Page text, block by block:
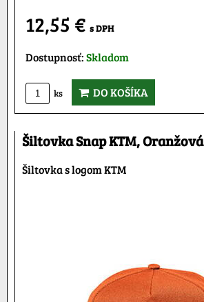
12,55 € s DPH
Dostupnosť:Skladom
ks DO KOŠÍKA
Šiltovka Snap KTM, Oranžová
Šiltovka s logom KTM